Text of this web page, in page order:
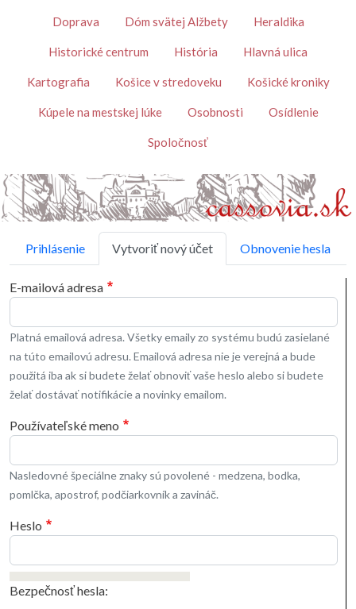
TémyDoprava Dóm svätej Alžbety Heraldika
Historické centrum História Hlavná ulica
Kartografia Košice v stredoveku Košické kroniky
Kúpele na mestskej lúke Osobnosti Osídlenie
Spoločnosť
Primárne karty
Prihlásenie Vytvoriť nový účet Obnovenie hesla
E-mailová adresa
Platná emailová adresa. Všetky emaily zo systému budú zasielané
na túto emailovú adresu. Emailová adresa nie je verejná a bude
použitá iba ak si budete želať obnoviť vaše heslo alebo si budete
želať dostávať notifikácie a novinky emailom.
Používateľské meno
Nasledovné špeciálne znaky sú povolené - medzena, bodka,
pomlčka, apostrof, podčiarkovník a zavináč.
Heslo
Bezpečnosť hesla: